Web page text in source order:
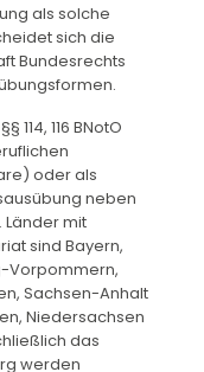
als solche
sich die
Bundesrechts
114, 116 BNotO
oder als
neben
Länder mit
sind Bayern,
Vorpommern,
Sachsen-Anhalt
Niedersachsen
das
werden